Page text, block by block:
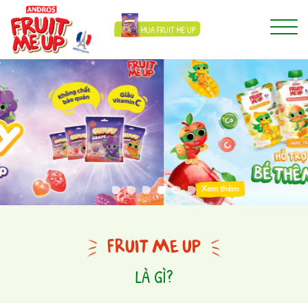
MUA FRUIT ME UP
Xem thêm
FRUIT ME UP
LÀ GÌ?